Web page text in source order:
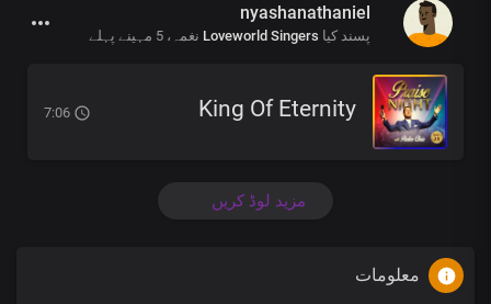
nyashanathaniel
پسند کیا Loveworld Singers نغمہ، 5 مہینے پہلے
King Of Eternity
مزید لوڈ کریں
معلومات